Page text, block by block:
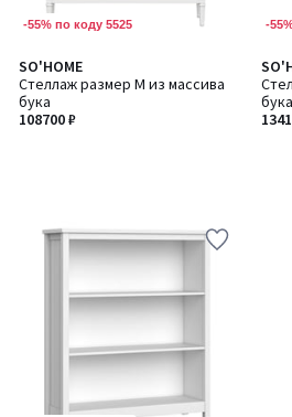
-55% по коду 5525
SO'HOME
Стеллаж размер М из массива
бука
108700 ₽
-
бука